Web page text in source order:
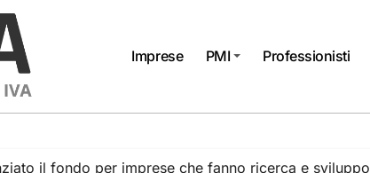
Imprese PMI Professionisti
il fondo per imprese che fanno ricerca e sviluppo